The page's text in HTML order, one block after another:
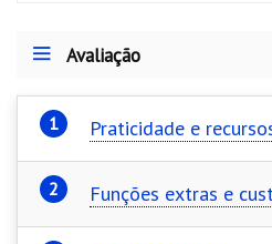
k er
Avaliação
Praticidade e
Funções extras e